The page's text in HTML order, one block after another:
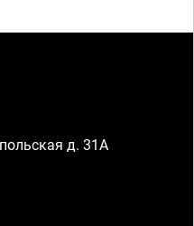
д. 31А